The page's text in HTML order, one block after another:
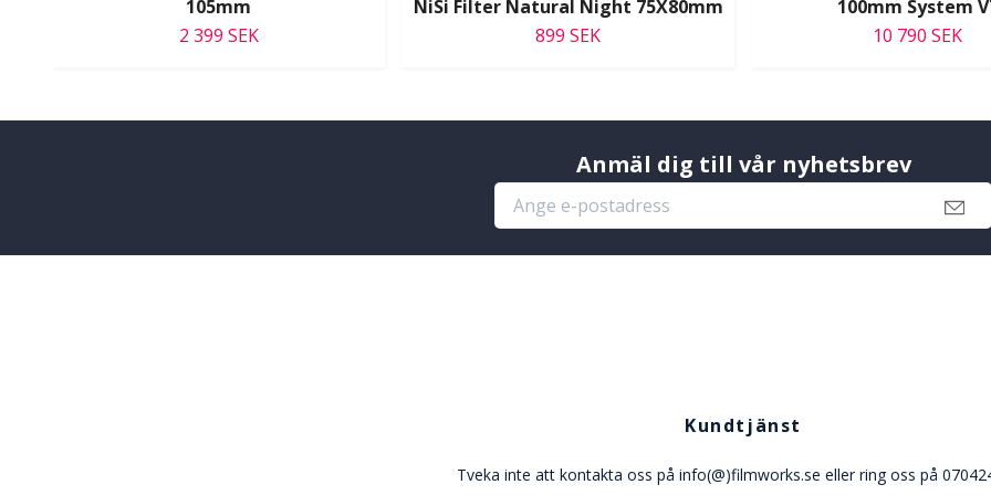
105mm
2 399 SEK
NiSi Filter Natural Night 75X80mm
899 SEK
100mm System
10 790 SEK
Anmäl dig till vår nyhetsbrev
Kundtjänst
Tveka inte att kontakta oss på info(@)filmworks.se eller ring oss på